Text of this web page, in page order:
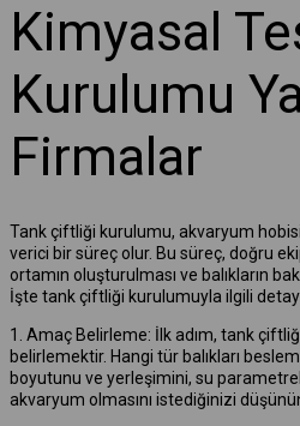
Kimyasal
Kurulumu
Firmalar
Tank çiftliği kurulumu, akvaryum
verici bir süreç olur. Bu süreç, doğru
ortamın oluşturulması ve balıkların
İşte tank çiftliği kurulumuyla ilgili
1. Amaç Belirleme: İlk adım, tank
belirlemektir. Hangi tür balıkları
boyutunu ve yerleşimini, su
akvaryum olmasını istediğinizi